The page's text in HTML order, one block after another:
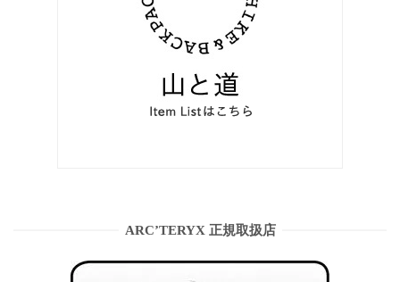
ARC’TERYX 正規取扱店